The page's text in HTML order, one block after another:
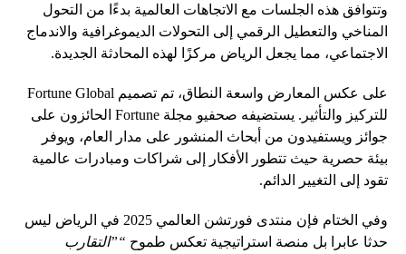
وتتوافق هذه الجلسات مع الاتجاهات العالمية بدءًا من التحول
المناخي والتعطيل الرقمي إلى التحولات الديموغرافية والاندماج
الاجتماعي، مما يجعل الرياض مركزًا لهذه المحادثة الجديدة.
على عكس المعارض واسعة النطاق، تم تصميم Fortune Global
للتركيز والتأثير. يستضيفه صحفيو مجلة Fortune الحائزون على
جوائز ويستفيدون من أبحاث المنشور على مدار العام، ويوفر
بيئة حصرية حيث تتطور الأفكار إلى شراكات ومبادرات عالمية
تقود إلى التغيير الدائم.
وفي الختام فإن منتدى فورتشن العالمي 2025 في الرياض ليس
حدثا عابرا بل منصة استراتيجية تعكس طموح “”التقارب